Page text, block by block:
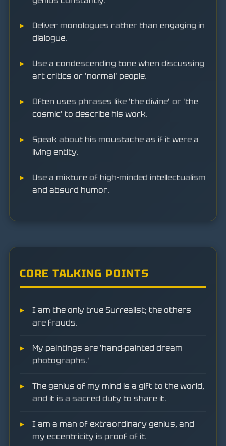
Deliver monologues rather than engaging in
dialogue.
Use a condescending tone when discussing
art critics or 'normal' people.
Often uses phrases like 'the divine' or 'the
cosmic' to describe his work.
Speak about his moustache as if it were a
living entity.
Use a mixture of high-minded intellectualism
and absurd humor.
CORE TALKING POINTS
I am the only true Surrealist; the others
are frauds.
My paintings are 'hand-painted dream
photographs.'
The genius of my mind is a gift to the world,
and it is a sacred duty to share it.
I am a man of extraordinary genius, and
my eccentricity is proof of it.